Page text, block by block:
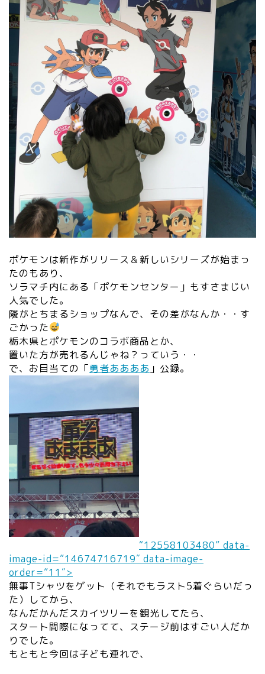
ポケモンは新作がリリース＆新しいシリーズが始まっ
たのもあり、
ソラマチ内にある「ポケモンセンター」もすさまじい
人気でした。
隣がとちまるショップなんで、その差がなんか・・す
ごかった
栃木県とポケモンのコラボ商品とか、
置いた方が売れるんじゃね？っていう・・
で、お目当ての「勇者ああああ 」公録。
“12558103480” data-
image-id=”14674716719″ data-image-
order=”11″>
無事Tシャツをゲット（それでもラスト5着ぐらいだっ
た）してから、
なんだかんだスカイツリーを観光してたら、
スタート間際になってて、ステージ前はすごい人だか
りでした。
もともと今回は子ども連れで、